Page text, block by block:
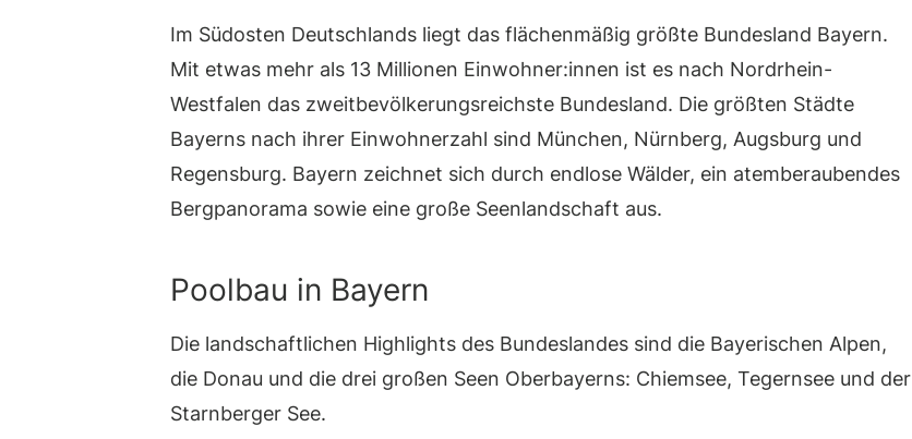
Im Südosten Deutschlands liegt das flächenmäßig größte Bundesland Bayern.
Mit etwas mehr als 13 Millionen Einwohner:innen ist es nach Nordrhein-
Westfalen das zweitbevölkerungsreichste Bundesland. Die größten Städte
Bayerns nach ihrer Einwohnerzahl sind München, Nürnberg, Augsburg und
Regensburg. Bayern zeichnet sich durch endlose Wälder, ein atemberaubendes
Bergpanorama sowie eine große Seenlandschaft aus.
Poolbau in Bayern
Die landschaftlichen Highlights des Bundeslandes sind die Bayerischen Alpen,
die Donau und die drei großen Seen Oberbayerns: Chiemsee, Tegernsee und der
Starnberger See.